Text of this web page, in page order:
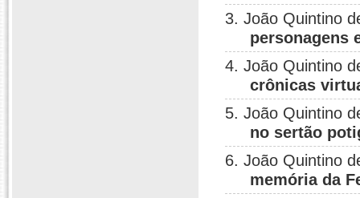
3. João Quintino
personagens
4. João Quintino
crônicas
5. João Quintino
no sertão
6. João Quintino
memória da